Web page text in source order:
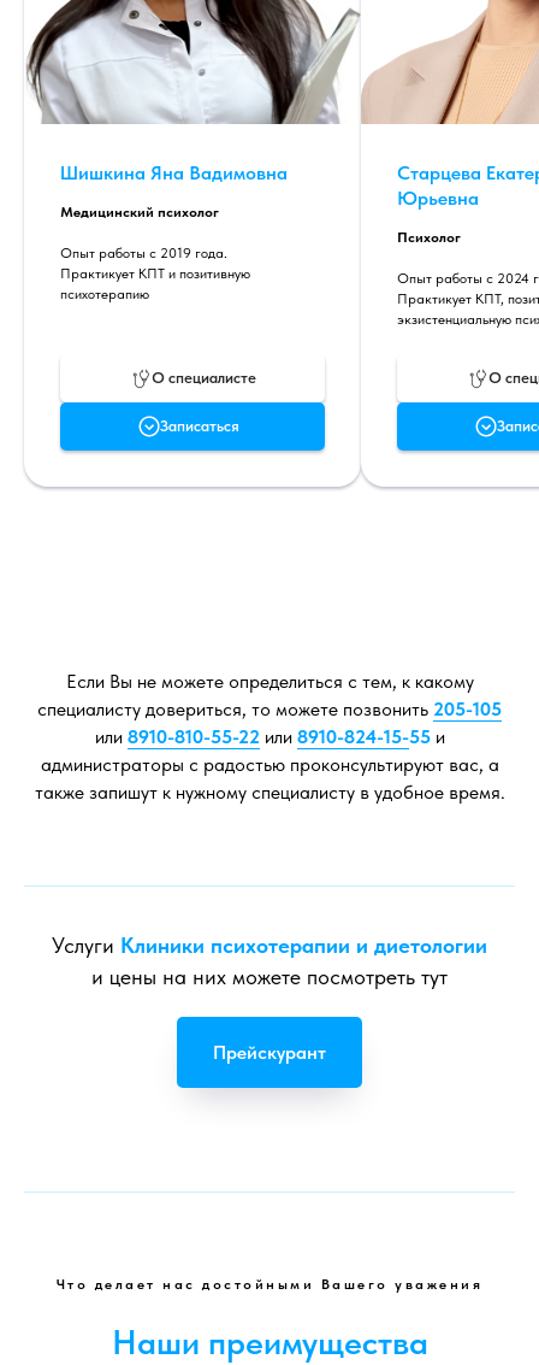
Шишкина Яна Вадимовна
Медицинский психолог
Опыт работы с 2019 года.
Практикует КПТ и позитивную
психотерапию
О специалисте
Записаться
Старцева
Юрьевна
Психолог
Опыт работы с 2024
Практикует КПТ,
экзистенциальную
О
Если Вы не можете определиться с тем, к какому
специалисту довериться, то можете позвонить 205-105
или 8910-810-55-22 или 8910-824-15-55и
администраторы с радостью проконсультируют вас, а
также запишут к нужному специалисту в удобное время.
Услуги Клиники психотерапии и диетологии
и цены на них можете посмотреть тут
Прейскурант
Что делает нас достойными Вашего уважения
Наши преимущества